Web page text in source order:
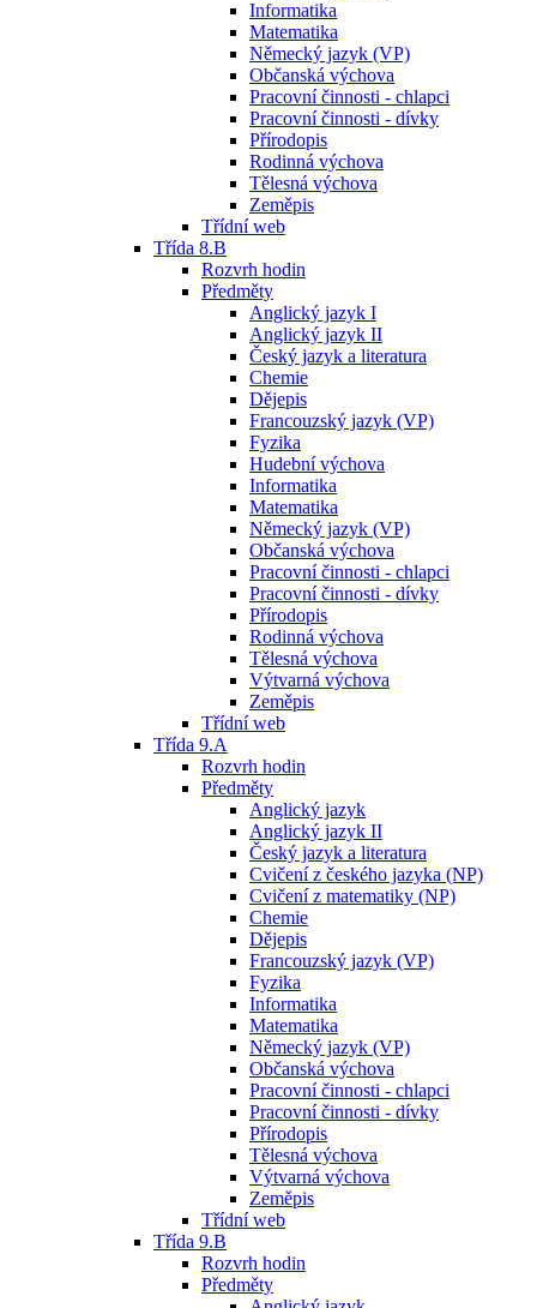
Informatika
Matematika
Německý jazyk (VP)
Občanská výchova
Pracovní činnosti - chlapci
Pracovní činnosti - dívky
Přírodopis
Rodinná výchova
Tělesná výchova
Zeměpis
Třídní web
Třída 8.B
Rozvrh hodin
Předměty
Anglický jazyk I
Anglický jazyk II
Český jazyk a literatura
Chemie
Dějepis
Francouzský jazyk (VP)
Fyzika
Hudební výchova
Informatika
Matematika
Německý jazyk (VP)
Občanská výchova
Pracovní činnosti - chlapci
Pracovní činnosti - dívky
Přírodopis
Rodinná výchova
Tělesná výchova
Výtvarná výchova
Zeměpis
Třídní web
Třída 9.A
Rozvrh hodin
Předměty
Anglický jazyk
Anglický jazyk II
Český jazyk a literatura
Cvičení z českého jazyka (NP)
Cvičení z matematiky (NP)
Chemie
Dějepis
Francouzský jazyk (VP)
Fyzika
Informatika
Matematika
Německý jazyk (VP)
Občanská výchova
Pracovní činnosti - chlapci
Pracovní činnosti - dívky
Přírodopis
Tělesná výchova
Výtvarná výchova
Zeměpis
Třídní web
Třída 9.B
Rozvrh hodin
Předměty